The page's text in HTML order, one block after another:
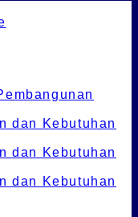
dan Kebutuhan
dan Kebutuhan
dan Kebutuhan